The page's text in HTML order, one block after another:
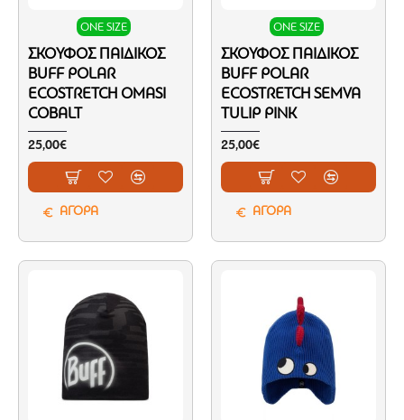
ONE SIZE
ΣΚΟΎΦΟΣ ΠΑΙΔΙΚΌΣ
BUFF POLAR
ECOSTRETCH OMASI
COBALT
25,00€
ΑΓΟΡΑ
ONE SIZE
ΣΚΟΎΦΟΣ ΠΑΙΔΙΚΌΣ
BUFF POLAR
ECOSTRETCH SEMVA
TULIP PINK
25,00€
ΑΓΟΡΑ